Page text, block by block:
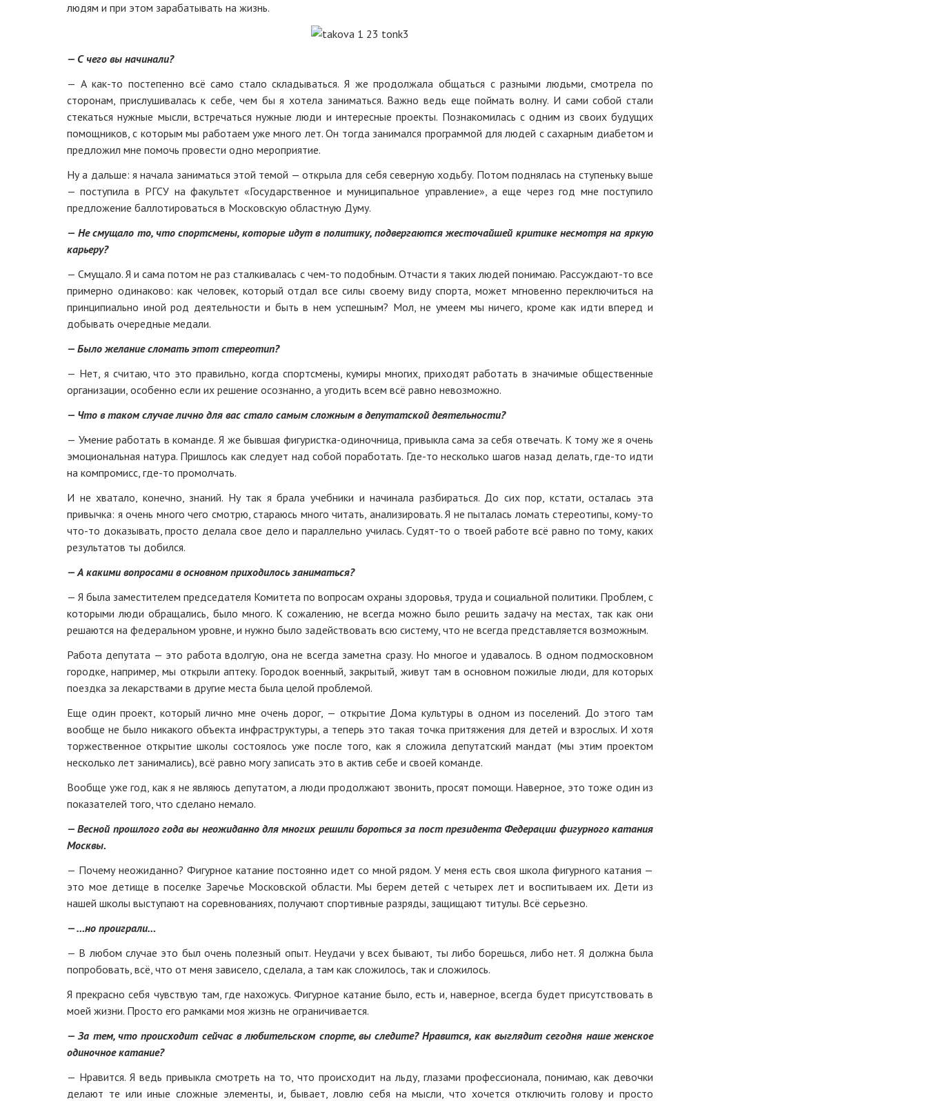
людям и при этом зарабатывать на жизнь.
— С чего вы начинали?
— А как-то постепенно всё само стало складываться. Я же продолжала общаться с разными людьми, смотрела по
сторонам, прислушивалась к себе, чем бы я хотела заниматься. Важно ведь еще поймать волну. И сами собой стали
стекаться нужные мысли, встречаться нужные люди и интересные проекты. Познакомилась с одним из своих будущих
помощников, с которым мы работаем уже много лет. Он тогда занимался программой для людей с сахарным диабетом и
предложил мне помочь провести одно мероприятие.
Ну а дальше: я начала заниматься этой темой — открыла для себя северную ходьбу. Потом поднялась на ступеньку выше
— поступила в РГСУ на факультет «Государственное и муниципальное управление», а еще через год мне поступило
предложение баллотироваться в Московскую областную Думу.
— Не смущало то, что спортсмены, которые идут в политику, подвергаются жесточайшей критике несмотря на яркую
карьеру?
— Смущало. Я и сама потом не раз сталкивалась с чем-то подобным. Отчасти я таких людей понимаю. Рассуждают-то все
примерно одинаково: как человек, который отдал все силы своему виду спорта, может мгновенно переключиться на
принципиально иной род деятельности и быть в нем успешным? Мол, не умеем мы ничего, кроме как идти вперед и
добывать очередные медали.
— Было желание сломать этот стереотип?
— Нет, я считаю, что это правильно, когда спортсмены, кумиры многих, приходят работать в значимые общественные
организации, особенно если их решение осознанно, а угодить всем всё равно невозможно.
— Что в таком случае лично для вас стало самым сложным в депутатской деятельности?
— Умение работать в команде. Я же бывшая фигуристка-одиночница, привыкла сама за себя отвечать. К тому же я очень
эмоциональная натура. Пришлось как следует над собой поработать. Где-то несколько шагов назад делать, где-то идти
на компромисс, где-то промолчать.
И не хватало, конечно, знаний. Ну так я брала учебники и начинала разбираться. До сих пор, кстати, осталась эта
привычка: я очень много чего смотрю, стараюсь много читать, анализировать. Я не пыталась ломать стереотипы, кому-то
что-то доказывать, просто делала свое дело и параллельно училась. Судят-то о твоей работе всё равно по тому, каких
результатов ты добился.
— А какими вопросами в основном приходилось заниматься?
— Я была заместителем председателя Комитета по вопросам охраны здоровья, труда и социальной политики. Проблем, с
которыми люди обращались, было много. К сожалению, не всегда можно было решить задачу на местах, так как они
решаются на федеральном уровне, и нужно было задействовать всю систему, что не всегда представляется возможным.
Работа депутата — это работа вдолгую, она не всегда заметна сразу. Но многое и удавалось. В одном подмосковном
городке, например, мы открыли аптеку. Городок военный, закрытый, живут там в основном пожилые люди, для которых
поездка за лекарствами в другие места была целой проблемой.
Еще один проект, который лично мне очень дорог, — открытие Дома культуры в одном из поселений. До этого там
вообще не было никакого объекта инфраструктуры, а теперь это такая точка притяжения для детей и взрослых. И хотя
торжественное открытие школы состоялось уже после того, как я сложила депутатский мандат (мы этим проектом
несколько лет занимались), всё равно могу записать это в актив себе и своей команде.
Вообще уже год, как я не являюсь депутатом, а люди продолжают звонить, просят помощи. Наверное, это тоже один из
показателей того, что сделано немало.
— Весной прошлого года вы неожиданно для многих решили бороться за пост президента Федерации фигурного катания
Москвы.
— Почему неожиданно? Фигурное катание постоянно идет со мной рядом. У меня есть своя школа фигурного катания —
это мое детище в поселке Заречье Московской области. Мы берем детей с четырех лет и воспитываем их. Дети из
нашей школы выступают на соревнованиях, получают спортивные разряды, защищают титулы. Всё серьезно.
— …но проиграли…
— В любом случае это был очень полезный опыт. Неудачи у всех бывают, ты либо борешься, либо нет. Я должна была
попробовать, всё, что от меня зависело, сделала, а там как сложилось, так и сложилось.
Я прекрасно себя чувствую там, где нахожусь. Фигурное катание было, есть и, наверное, всегда будет присутствовать в
моей жизни. Просто его рамками моя жизнь не ограничивается.
— За тем, что происходит сейчас в любительском спорте, вы следите? Нравится, как выглядит сегодня наше женское
одиночное катание?
— Нравится. Я ведь привыкла смотреть на то, что происходит на льду, глазами профессионала, понимаю, как девочки
делают те или иные сложные элементы, и, бывает, ловлю себя на мысли, что хочется отключить голову и просто